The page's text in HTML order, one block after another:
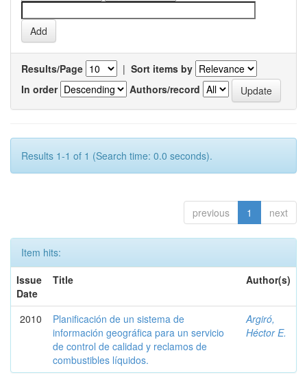
Results/Page | Sort items by
In order
Authors/record
Results 1-1 of 1 (Search time: 0.0 seconds).
previous 1 next
Item hits:
Issue
Date
Title Author(s)
2010
Planificación de un sistema de
información geográfica para un servicio
de control de calidad y reclamos de
combustibles líquidos.
Argiró,
Héctor E.